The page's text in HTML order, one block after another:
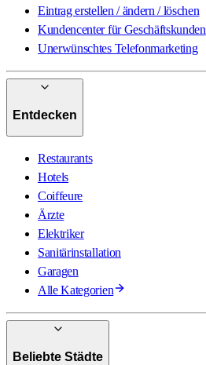
Eintrag erstellen / ändern / löschen
Kundencenter für Geschäftskunden
Unerwünschtes Telefonmarketing
Entdecken
Restaurants
Hotels
Coiffeure
Ärzte
Elektriker
Sanitärinstallation
Garagen
Alle Kategorien
Beliebte Städte